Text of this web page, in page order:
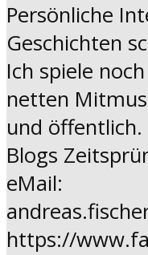
Persönliche
Geschichten
Ich spiele
netten
und öffentlich.
Blogs
eMail:
https://